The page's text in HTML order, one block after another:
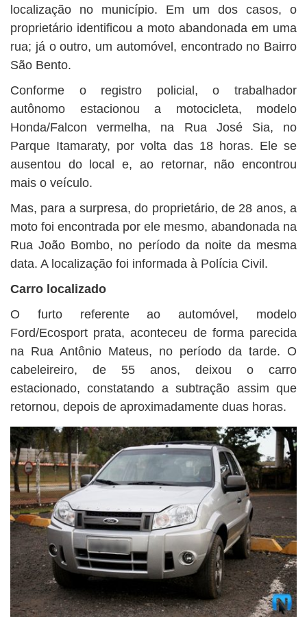
localização no município. Em um dos casos, o
proprietário identificou a moto abandonada em uma
rua; já o outro, um automóvel, encontrado no Bairro
São Bento.
Conforme o registro policial, o trabalhador
autônomo estacionou a motocicleta, modelo
Honda/Falcon vermelha, na Rua José Sia, no
Parque Itamaraty, por volta das 18 horas. Ele se
ausentou do local e, ao retornar, não encontrou
mais o veículo.
Mas, para a surpresa, do proprietário, de 28 anos, a
moto foi encontrada por ele mesmo, abandonada na
Rua João Bombo, no período da noite da mesma
data. A localização foi informada à Polícia Civil.
Carro localizado
O furto referente ao automóvel, modelo
Ford/Ecosport prata, aconteceu de forma parecida
na Rua Antônio Mateus, no período da tarde. O
cabeleireiro, de 55 anos, deixou o carro
estacionado, constatando a subtração assim que
retornou, depois de aproximadamente duas horas.